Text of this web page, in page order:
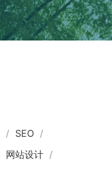
SEO
网站设计